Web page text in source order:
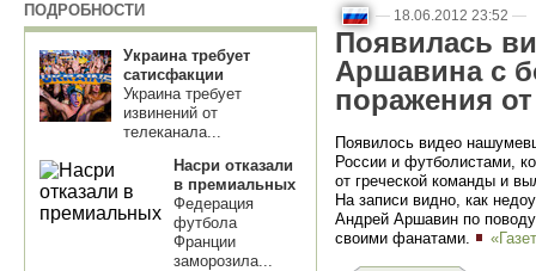
ПОДРОБНОСТИ
Украина требует
сатисфакции
Украина требует
извинений от
телеканала...
Насри отказали
в премиальных
Федерация
футбола
Франции
заморозила...
— 18.06.2012 23:52 —
Появилась
Аршавина с
поражения
Появилось видео
России и футболистами,
от греческой команды и
На записи видно, как
Андрей Аршавин по
своими фанатами.